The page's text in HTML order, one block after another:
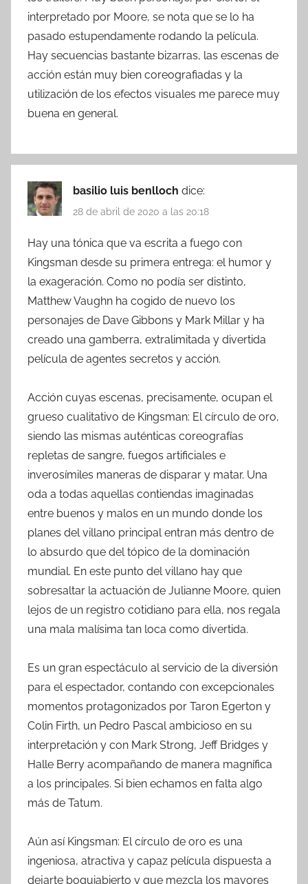
interpretado por Moore, se nota que se lo ha
pasado estupendamente rodando la película.
Hay secuencias bastante bizarras, las escenas de
acción están muy bien coreografiadas y la
utilización de los efectos visuales me parece muy
buena en general.
basilio luis benlloch dice:
28 de abril de 2020 a las 20:18
Hay una tónica que va escrita a fuego con
Kingsman desde su primera entrega: el humor y
la exageración. Como no podía ser distinto,
Matthew Vaughn ha cogido de nuevo los
personajes de Dave Gibbons y Mark Millar y ha
creado una gamberra, extralimitada y divertida
película de agentes secretos y acción.
Acción cuyas escenas, precisamente, ocupan el
grueso cualitativo de Kingsman: El círculo de oro,
siendo las mismas auténticas coreografías
repletas de sangre, fuegos artificiales e
inverosímiles maneras de disparar y matar. Una
oda a todas aquellas contiendas imaginadas
entre buenos y malos en un mundo donde los
planes del villano principal entran más dentro de
lo absurdo que del tópico de la dominación
mundial. En este punto del villano hay que
sobresaltar la actuación de Julianne Moore, quien
lejos de un registro cotidiano para ella, nos regala
una mala malísima tan loca como divertida.
Es un gran espectáculo al servicio de la diversión
para el espectador, contando con excepcionales
momentos protagonizados por Taron Egerton y
Colin Firth, un Pedro Pascal ambicioso en su
interpretación y con Mark Strong, Jeff Bridges y
Halle Berry acompañando de manera magnífica
a los principales. Si bien echamos en falta algo
más de Tatum.
Aún así Kingsman: El círculo de oro es una
ingeniosa, atractiva y capaz película dispuesta a
dejarte boquiabierto y que mezcla los mayores